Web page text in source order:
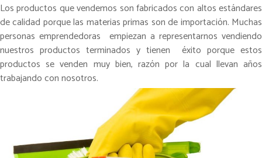
Los productos que vendemos son fabricados con altos estándares
de calidad porque las materias primas son de importación. Muchas
personas emprendedoras empiezan a representarnos vendiendo
nuestros productos terminados y tienen éxito porque estos
productos se venden muy bien, razón por la cual llevan años
trabajando con nosotros.